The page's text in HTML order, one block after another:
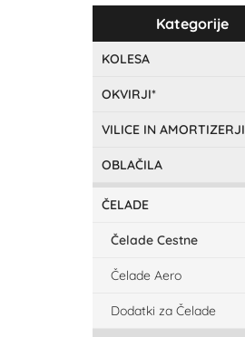
Kategorije
KOLESA
OKVIRJI*
VILICE IN AMORTIZERJI
OBLAČILA
ČELADE
Čelade Cestne
Čelade Aero
Dodatki za Čelade